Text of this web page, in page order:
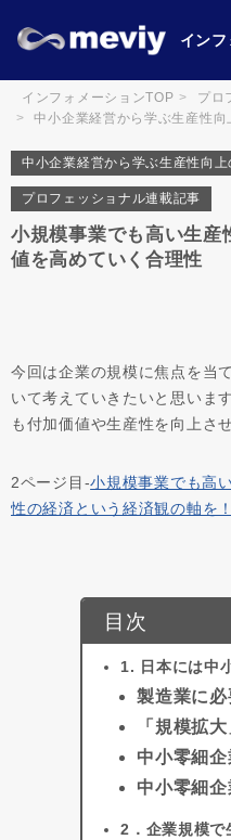
インフォメーションTOP
プロ
中小企業経営から学ぶ生産性向
中小企業経営から学ぶ生産性向
プロフェッショナル連載記事
小規模事業でも高い生産
値を高めていく合理性
今回は企業の規模に焦点を当て
いて考えていきたいと思いま
も付加価値や生産性を向上さ
2ページ目‐小規模事業でも高
性の経済という経済観の軸を！
目次
1. 日本には中
製造業に
「規模拡
中小零細
中小零細
2．企業規模で
イン